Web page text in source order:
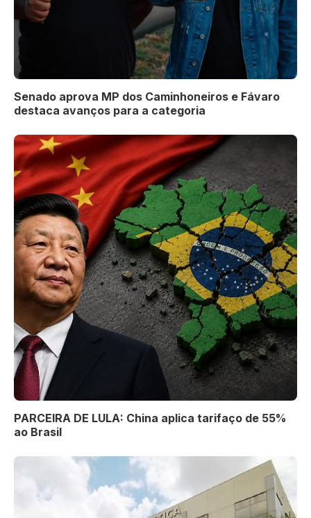
Senado aprova MP dos Caminhoneiros e Fávaro
destaca avanços para a categoria
PARCEIRA DE LULA: China aplica tarifaço de 55%
ao Brasil